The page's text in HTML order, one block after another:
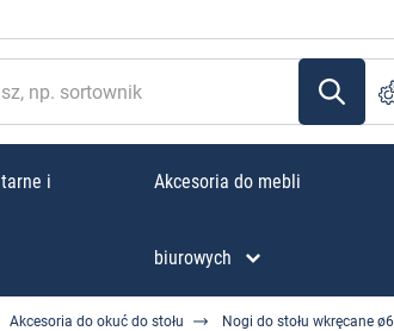
i Akcesoria do mebli
biurowych
Akcesoria do okuć do stołu Nogi do stołu wkręcane